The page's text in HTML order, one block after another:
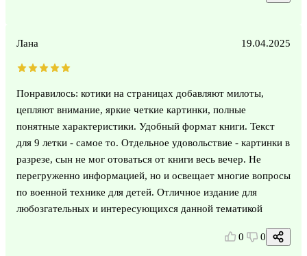
Лана 19.04.2025
Понравилось: котики на страницах добавляют милоты,
цепляют внимание, яркие четкие картинки, полные
понятные характеристики. Удобный формат книги. Текст
для 9 летки - самое то. Отдельное удовольствие - картинки в
разрезе, сын не мог отоваться от книги весь вечер. Не
перегруженно информацией, но и освещает многие вопросы
по военной технике для детей. Отличное издание для
любозгательных и интересующихся данной тематикой
0 0